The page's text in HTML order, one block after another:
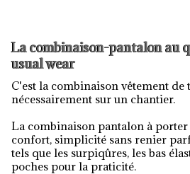
La combinaison-pantalon au
usual wear
C'est la combinaison vêtement de
nécessairement sur un chantier.
La combinaison pantalon à
confort, simplicité sans renier
tels que les surpiqûres, les bas
poches pour la praticité.